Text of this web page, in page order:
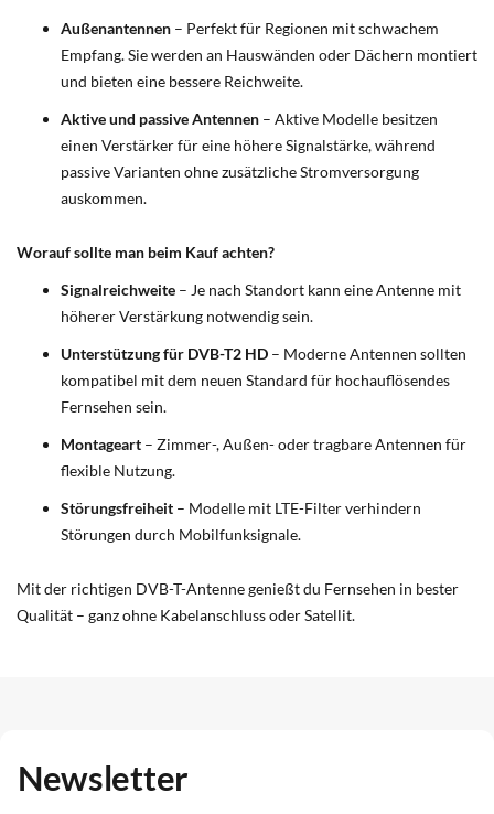
Außenantennen – Perfekt für Regionen mit schwachem
Empfang. Sie werden an Hauswänden oder Dächern montiert
und bieten eine bessere Reichweite.
Aktive und passive Antennen – Aktive Modelle besitzen
einen Verstärker für eine höhere Signalstärke, während
passive Varianten ohne zusätzliche Stromversorgung
auskommen.
Worauf sollte man beim Kauf achten?
Signalreichweite – Je nach Standort kann eine Antenne mit
höherer Verstärkung notwendig sein.
Unterstützung für DVB-T2 HD – Moderne Antennen sollten
kompatibel mit dem neuen Standard für hochauflösendes
Fernsehen sein.
Montageart – Zimmer-, Außen- oder tragbare Antennen für
flexible Nutzung.
Störungsfreiheit – Modelle mit LTE-Filter verhindern
Störungen durch Mobilfunksignale.
Mit der richtigen DVB-T-Antenne genießt du Fernsehen in bester
Qualität – ganz ohne Kabelanschluss oder Satellit.
Newsletter